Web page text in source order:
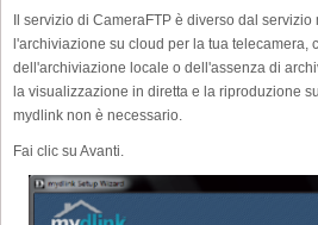
Il servizio di CameraFTP è diverso dal servizio
l'archiviazione su cloud per la tua telecamera,
dell'archiviazione locale o dell'assenza di
la visualizzazione in diretta e la riproduzione
mydlink non è necessario.
Fai clic su Avanti.